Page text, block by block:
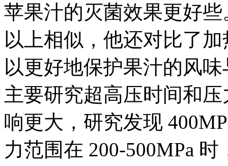
苹果汁的灭菌效果更好
以上相似，他还对比了
以更好地保护果汁的风
主要研究超高压时间和
响更大，研究发现
力范围在 200-500MPa